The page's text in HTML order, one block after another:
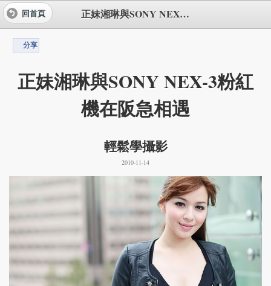
正妹湘琳與SONY NEX-3粉紅機在阪急相遇
回首頁
分享
正妹湘琳與SONY NEX-3粉紅
機在阪急相遇
輕鬆學攝影
2010-11-14